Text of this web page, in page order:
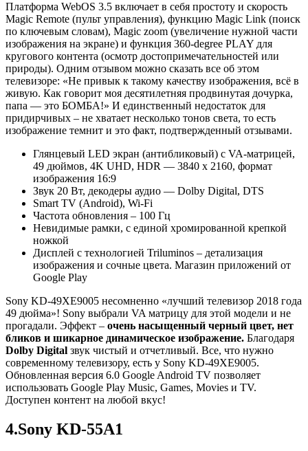
Платформа WebOS 3.5 включает в себя простоту и скорость
Magic Remote (пульт управления), функцию Magic Link (поиск
по ключевым словам), Magic zoom (увеличение нужной части
изображения на экране) и функция 360-degree PLAY для
кругового контента (осмотр достопримечательностей или
природы). Одним отзывом можно сказать все об этом
телевизоре: «Не привык к такому качеству изображения, всё в
живую. Как говорит моя десятилетняя продвинутая дочурка,
папа — это БОМБА!» И единственный недостаток для
придирчивых – не хватает несколько тонов света, то есть
изображение темнит и это факт, подтвержденный отзывами.
Глянцевый LED экран (антибликовый) с VA-матрицей,
49 дюймов, 4K UHD, HDR — 3840 x 2160, формат
изображения 16:9
Звук 20 Вт, декодеры аудио — Dolby Digital, DTS
Smart TV (Android), Wi-Fi
Частота обновления – 100 Гц
Невидимые рамки, с единой хромированной крепкой
ножкой
Дисплей с технологией Triluminos – детализация
изображения и сочные цвета. Магазин приложений от
Google Play
Sony KD-49XE9005 несомненно «лучший телевизор 2018 года
49 дюйма»! Sony выбрали VA матрицу для этой модели и не
прогадали. Эффект – очень насыщенный черный цвет, нет
бликов и шикарное динамическое изображение. Благодаря
Dolby Digital звук чистый и отчетливый. Все, что нужно
современному телевизору, есть у Sony KD-49XE9005.
Обновленная версия 6.0 Google Android TV позволяет
использовать Google Play Music, Games, Movies и TV.
Доступен контент на любой вкус!
4.Sony KD-55A1